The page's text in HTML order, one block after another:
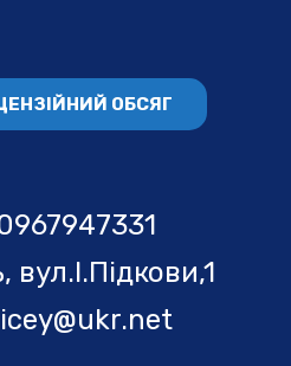
ОБСЯГ
вул.І.Підкови,1